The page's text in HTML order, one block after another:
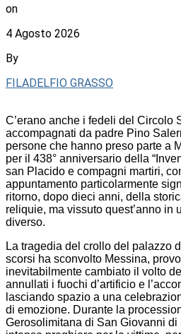
on
4 Agosto 2026
By
FILADELFIO GRASSO
C’erano anche i fedeli del Circolo
accompagnati da padre Pino
persone che hanno preso parte a
per il 438° anniversario della
san Placido e compagni martiri,
appuntamento particolarmente
ritorno, dopo dieci anni, della
reliquie, ma vissuto quest’anno in
diverso.
La tragedia del crollo del palazzo
scorsi ha sconvolto Messina,
inevitabilmente cambiato il volto
annullati i fuochi d’artificio e
lasciando spazio a una
di emozione. Durante la
Gerosolimitana di San Giovanni di